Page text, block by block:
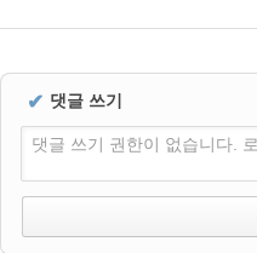
✔ 댓글 쓰기
댓글 쓰기 권한이 없습니다.